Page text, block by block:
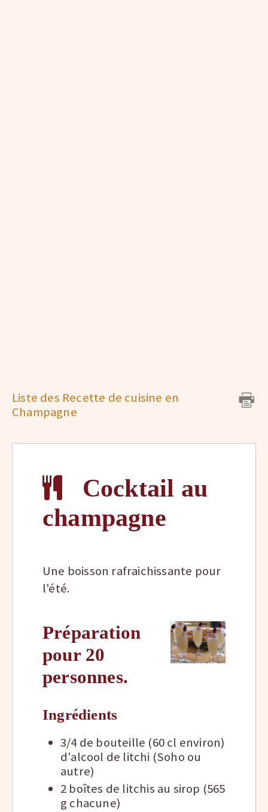
Liste des Recette de cuisine en
Champagne
Cocktail au
champagne
Une boisson rafraichissante pour
l'été.
Préparation
pour 20
personnes.
Ingrédients
3/4 de bouteille (60 cl environ)
d'alcool de litchi (Soho ou
autre)
2 boîtes de litchis au sirop (565
g chacune)